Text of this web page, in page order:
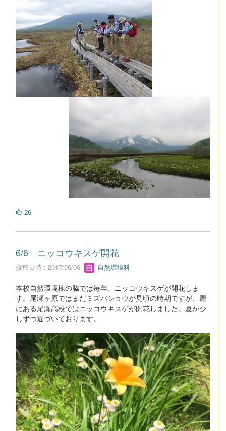
26
6/6 ニッコウキスゲ開花
投稿日時 : 2017/06/06 自然環境科
本校自然環境棟の脇では毎年、ニッコウキスゲが開花しま
す。尾瀬ヶ原ではまだミズバショウが見頃の時期ですが、麓
にある尾瀬高校ではニッコウキスゲが開花しました。夏が少
しずつ近づいております。